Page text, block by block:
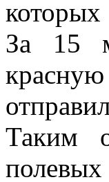
За 15
красную
Таким
полевых